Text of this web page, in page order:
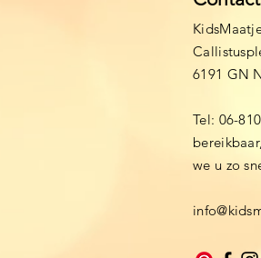
6191 GN
Tel: 06-
we u zo